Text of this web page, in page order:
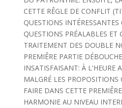
CETTE RÊGLE DE CONFLIT
QUESTIONS
QUESTIONS PRÉALABLES ET
TRAITEMENT DES DOUBLE
PREMIÊRE PARTIE
INSATISFAISANT: À L'HEURE
MALGRÉ LES
FAIRE DANS CETTE
HARMONIE AU NIVEAU